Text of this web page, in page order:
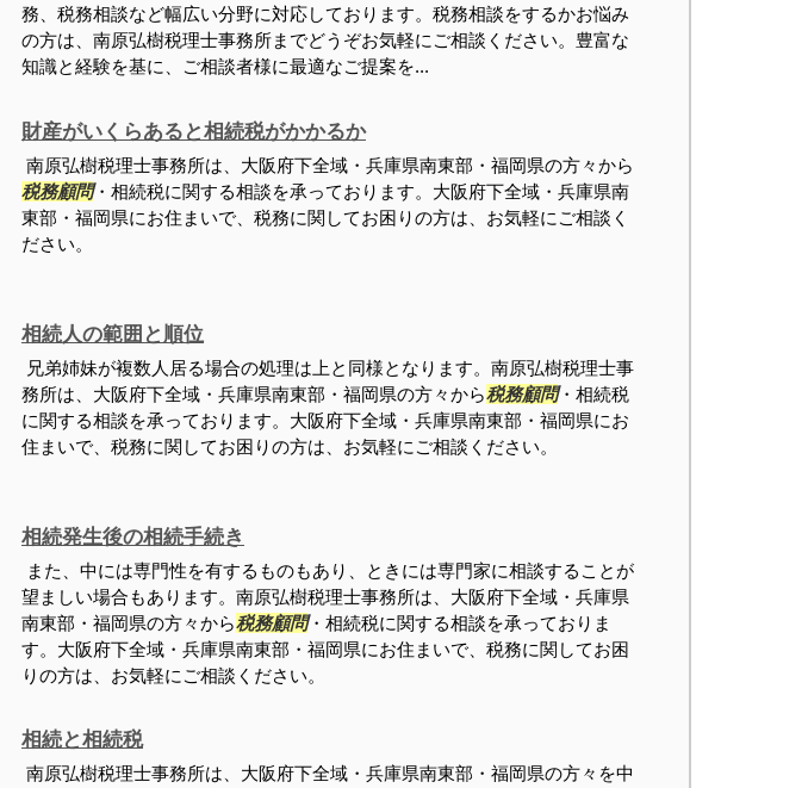
務、税務相談など幅広い分野に対応しております。税務相談をするかお悩み
の方は、南原弘樹税理士事務所までどうぞお気軽にご相談ください。豊富な
知識と経験を基に、ご相談者様に最適なご提案を...
財産がいくらあると相続税がかかるか
南原弘樹税理士事務所は、大阪府下全域・兵庫県南東部・福岡県の方々から
税務顧問・相続税に関する相談を承っております。大阪府下全域・兵庫県南
東部・福岡県にお住まいで、税務に関してお困りの方は、お気軽にご相談く
ださい。
相続人の範囲と順位
兄弟姉妹が複数人居る場合の処理は上と同様となります。南原弘樹税理士事
務所は、大阪府下全域・兵庫県南東部・福岡県の方々から税務顧問・相続税
に関する相談を承っております。大阪府下全域・兵庫県南東部・福岡県にお
住まいで、税務に関してお困りの方は、お気軽にご相談ください。
相続発生後の相続手続き
また、中には専門性を有するものもあり、ときには専門家に相談することが
望ましい場合もあります。南原弘樹税理士事務所は、大阪府下全域・兵庫県
南東部・福岡県の方々から税務顧問・相続税に関する相談を承っておりま
す。大阪府下全域・兵庫県南東部・福岡県にお住まいで、税務に関してお困
りの方は、お気軽にご相談ください。
相続と相続税
南原弘樹税理士事務所は、大阪府下全域・兵庫県南東部・福岡県の方々を中